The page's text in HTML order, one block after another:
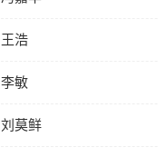
王浩
李敏
刘莫鲜